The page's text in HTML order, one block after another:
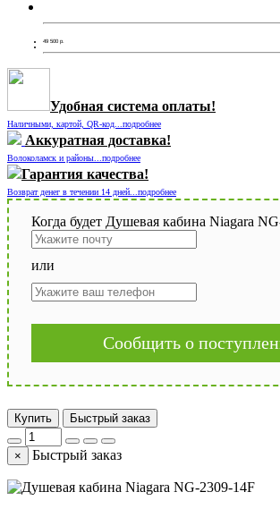
49 500 р.
Удобная система оплаты!
Наличными, картой, QR-код...подробнее
Аккуратная доставка!
Волоколамск и районы...подробнее
Гарантия качества!
Возврат денег в течении 14 дней...подробнее
Когда будет Душевая кабина Niagara
или
Сообщить о
Купить Быстрый заказ
× Быстрый заказ